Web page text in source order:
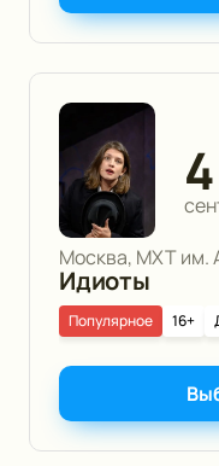
4
Москва, МХТ им.
Идиоты
16+
Популярное